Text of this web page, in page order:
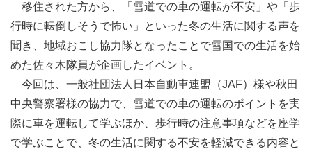
移住された方から、「雪道での車の運転が不安」や「歩
行時に転倒しそうで怖い」といった冬の生活に関する声を
聞き、地域おこし協力隊となったことで雪国での生活を始
めた佐々木隊員が企画したイベント。
今回は、一般社団法人日本自動車連盟（JAF）様や秋田
中央警察署様の協力で、雪道での車の運転のポイントを実
際に車を運転して学ぶほか、歩行時の注意事項などを座学
で学ぶことで、冬の生活に関する不安を軽減できる内容と